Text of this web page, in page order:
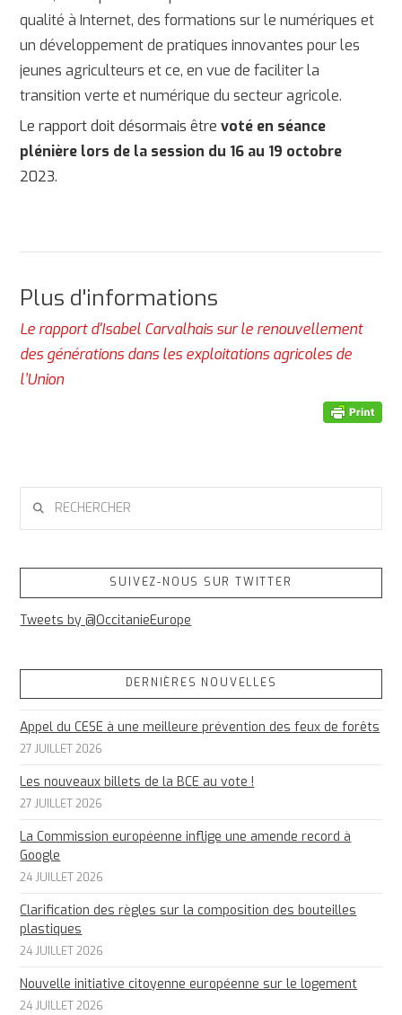
qualité à Internet, des formations sur le numériques et
un développement de pratiques innovantes pour les
jeunes agriculteurs et ce, en vue de faciliter la
transition verte et numérique du secteur agricole.
Le rapport doit désormaisêtrevoté en séance
plénière lors de la session du 16 au 19 octobre
2023.
Plus d'informations
Le rapport d'Isabel Carvalhais sur le renouvellement
des générations dans les exploitations agricoles de
l’Union
SUIVEZ-NOUS SUR TWITTER
Tweets by @OccitanieEurope
DERNIÈRES NOUVELLES
Appel du CESE à une meilleure prévention des feux de forêts
27 JUILLET 2026
Les nouveaux billets de la BCE au vote !
27 JUILLET 2026
La Commission européenne inflige une amende record à
Google
24 JUILLET 2026
Clarification des règles sur la composition des bouteilles
plastiques
24 JUILLET 2026
Nouvelle initiative citoyenne européenne sur le logement
24 JUILLET 2026